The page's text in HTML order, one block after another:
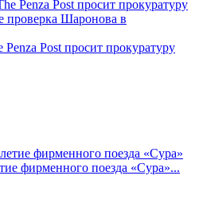
Post просит прокуратуру
фирменного поезда «Сура»...